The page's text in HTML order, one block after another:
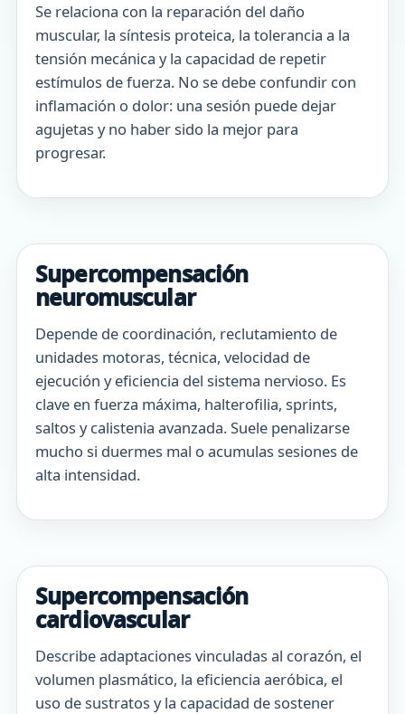
Se relaciona con la reparación del daño
muscular, la síntesis proteica, la tolerancia a la
tensión mecánica y la capacidad de repetir
estímulos de fuerza. No se debe confundir con
inflamación o dolor: una sesión puede dejar
agujetas y no haber sido la mejor para
progresar.
Supercompensación
neuromuscular
Depende de coordinación, reclutamiento de
unidades motoras, técnica, velocidad de
ejecución y eficiencia del sistema nervioso. Es
clave en fuerza máxima, halterofilia, sprints,
saltos y calistenia avanzada. Suele penalizarse
mucho si duermes mal o acumulas sesiones de
alta intensidad.
Supercompensación
cardiovascular
Describe adaptaciones vinculadas al corazón, el
volumen plasmático, la eficiencia aeróbica, el
uso de sustratos y la capacidad de sostener